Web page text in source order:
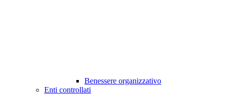
Benessere organizzativo
Enti controllati